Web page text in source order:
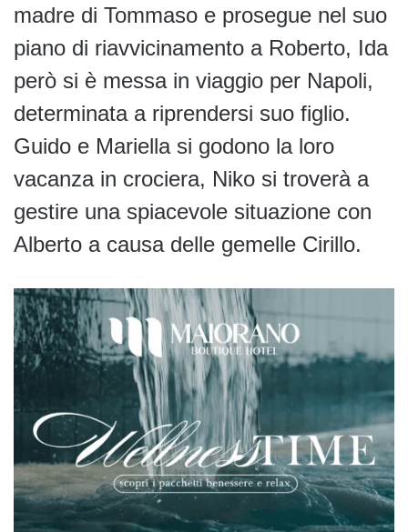
madre di Tommaso e prosegue nel suo
piano di riavvicinamento a Roberto, Ida
però si è messa in viaggio per Napoli,
determinata a riprendersi suo figlio.
Guido e Mariella si godono la loro
vacanza in crociera, Niko si troverà a
gestire una spiacevole situazione con
Alberto a causa delle gemelle Cirillo.